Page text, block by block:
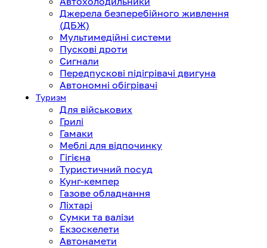
Джерела безперебійного живлення
(ДБЖ)
Мультимедійні системи
Пускові дроти
Сигнали
Передпускові підігрівачі двигуна
Автономні обігрівачі
Туризм
Для військових
Грилі
Гамаки
Меблі для відпочинку
Гігієна
Туристичний посуд
Кунг-кемпер
Газове обладнання
Ліхтарі
Сумки та валізи
Екзоскелети
Автонамети